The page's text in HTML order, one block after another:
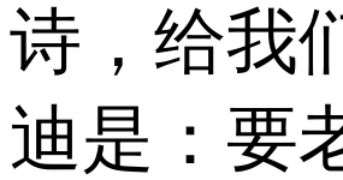
诗，给我
迪是：要